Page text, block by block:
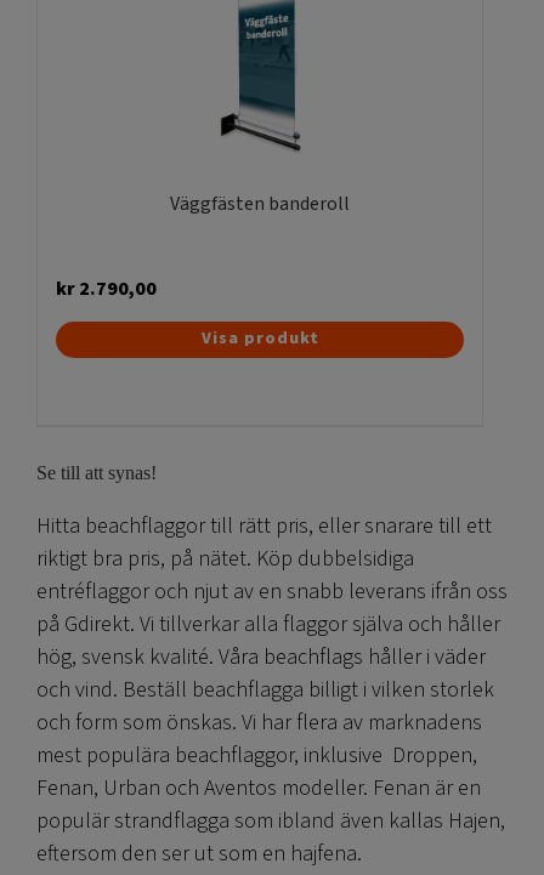
olika
alternativen
väljas
på
Väggfästen banderoll
kr2.790,00
Visa produkt
Se till att synas!
Hitta beachflaggor till rätt pris, eller snarare till ett
riktigt bra pris, på nätet. Köp dubbelsidiga
entréflaggor och njut av en snabb leverans ifrån oss
på Gdirekt. Vi tillverkar alla flaggor själva och håller
hög, svensk kvalité. Våra beachflags håller i väder
och vind. Beställ beachflagga billigt i vilken storlek
och form som önskas. Vi har flera av marknadens
mest populära beachflaggor, inklusive Droppen,
Fenan, Urban och Aventos modeller. Fenan är en
populär strandflagga som ibland även kallas Hajen,
eftersom den ser ut som en hajfena.